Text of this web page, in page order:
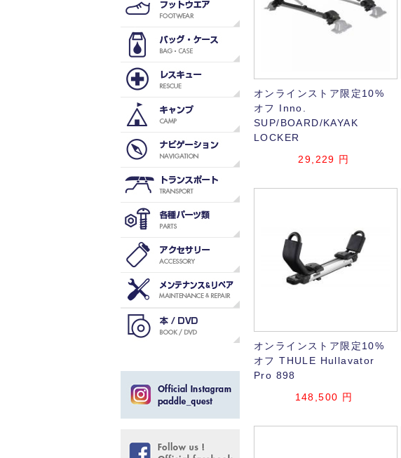
オンラインストア限定10%
オフ Inno.
SUP/BOARD/KAYAK
LOCKER
29,229 円
オンラインストア限定10%
オフ THULE Hullavator
Pro 898
148,500 円